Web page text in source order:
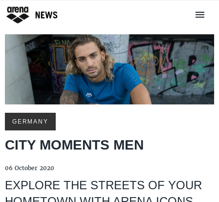
GERMANY
CITY MOMENTS MEN
06 October 2020
EXPLORE THE STREETS OF YOUR